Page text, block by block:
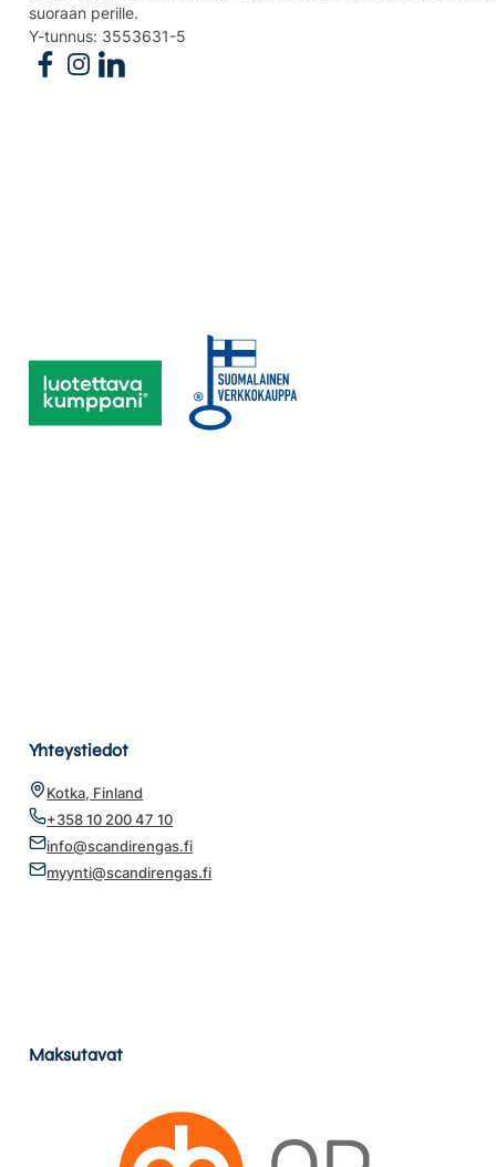
suoraan perille.
Y-tunnus: 3553631-5
Follow us on Facebook
Follow us on Instagram
Follow us on Linkedin
Yhteystiedot
Kotka, Finland
+358 10 200 47 10
info@scandirengas.fi
myynti@scandirengas.fi
Maksutavat